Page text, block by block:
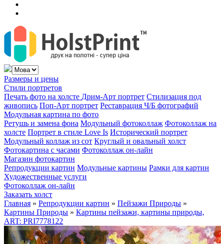
Размеры и цены
Стили портретов
Печать фото на холсте Дрим-Арт портрет Стилизация под
живопись Поп-Арт портрет Реставрация Ч/Б фотографий
Модульная картина по фото
Ретушь и замена фона Модульный фотоколлаж Фотоколлаж на
холсте Портрет в стиле Love Is Исторический портрет
Модульный коллаж из сот Круглый и овальный холст
Фотокартина с часами Фотоколлаж он-лайн
Магазин фотокартин
Репродукции картин Модульные картины Рамки для картин
Художественные услуги
Фотоколлаж он-лайн
Заказать холст
Главная » Репродукции картин » Пейзажи Природы »
Картины Природы » Картины пейзажи, картины природы,
ART: PRI7778122